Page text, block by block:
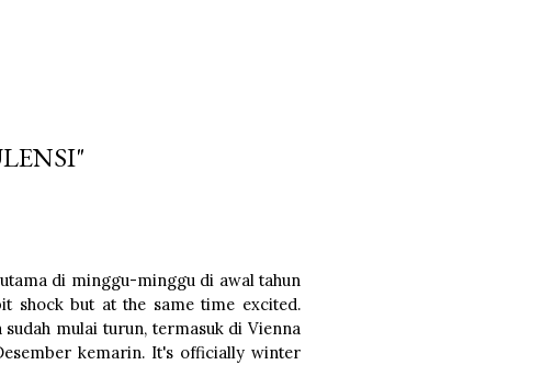
di minggu-minggu di awal tahun
shock but at the same time excited.
mulai turun, termasuk di Vienna
kemarin. It's officially winter